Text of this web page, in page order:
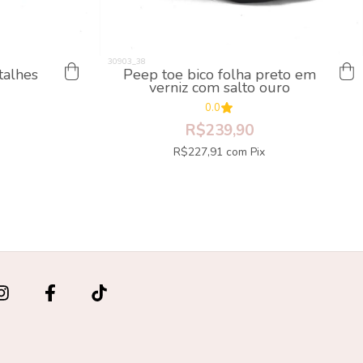
Peep toe bico folha preto em
verniz com salto ouro
0.0
R$239,90
R$227,91 com Pix